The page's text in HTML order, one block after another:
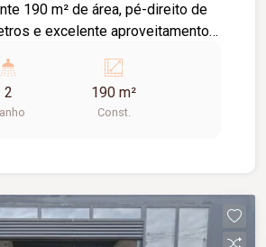
190 m² de área, pé-direito de
e excelente aproveitamento
com isolamento acústico e
e estacionamento frontal,
conforto e estrutura ideal
2 190 m²
Const.